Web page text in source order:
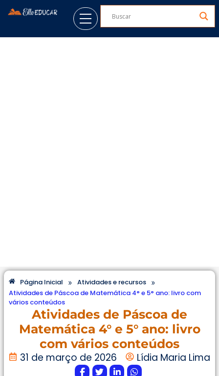
Página Inicial » Atividades e recursos »
Atividades de Páscoa de Matemática 4° e 5° ano: livro com
vários conteúdos
Atividades de Páscoa de
Matemática 4° e 5° ano: livro
com vários conteúdos
31 de março de 2026 Lídia Maria Lima